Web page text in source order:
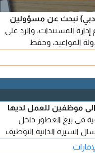
نبحث عن مسؤولين
المستندات، والرد على
المواعيد، وحفظ
اماراتي، مع توفير التأشيرة والسكن والمواصلات. ساعات العمل 8
في الأسبوع
موظفين للعمل لديها
في بيع العطور داخل
السيرة الذاتية التوظيف